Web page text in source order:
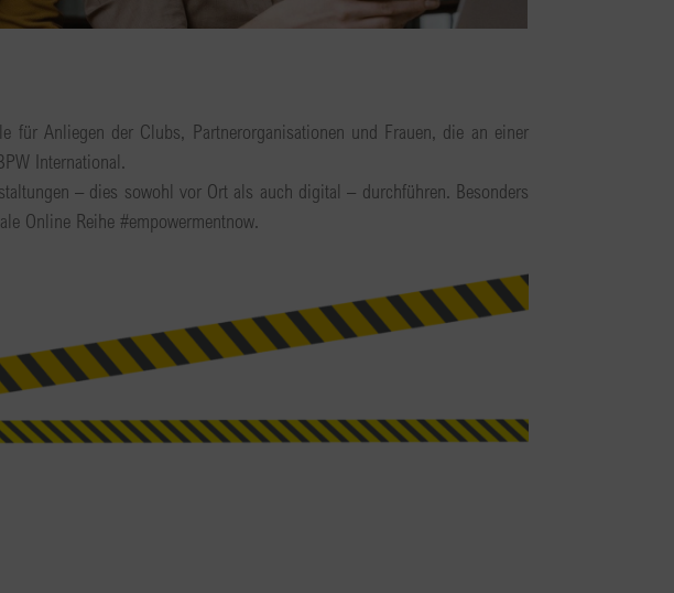
Anliegen der Clubs, Partnerorganisationen und Frauen, die an einer
International.
– dies sowohl vor Ort als auch digital – durchführen. Besonders
Online Reihe #empowermentnow.